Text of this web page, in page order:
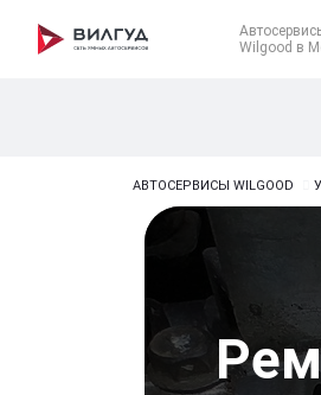
Wilgood в
АВТОСЕРВИСЫ WILGOOD